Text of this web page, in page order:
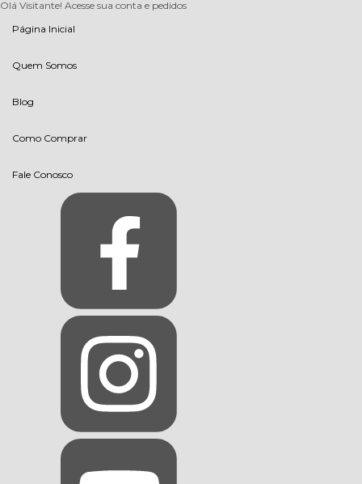
Olá Visitante! Acesse sua conta e pedidos
Página Inicial
Quem Somos
Blog
Como Comprar
Fale Conosco